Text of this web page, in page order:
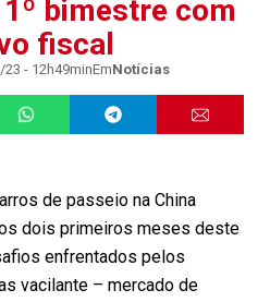
bimestre com
fiscal
- 12h49minEmNotícias
de passeio na China
dois primeiros meses deste
enfrentados pelos
vacilante – mercado de